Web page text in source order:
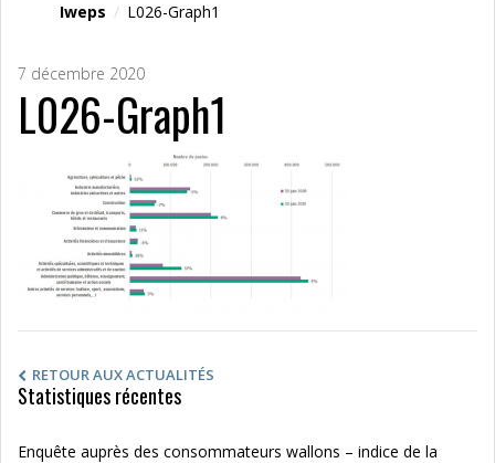
Iweps / L026-Graph1
7 décembre 2020
L026-Graph1
RETOUR AUX ACTUALITÉS
Statistiques récentes
Enquête auprès des consommateurs wallons – indice de la